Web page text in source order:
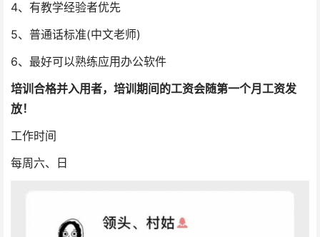
4、有教学经验者优先
5、普通话标准(中文老师)
6、最好可以熟练应用办公软件
培训合格并入用者，培训期间的工资会随第一个月工资发
放！
工作时间
每周六、日